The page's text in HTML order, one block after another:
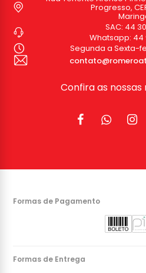
Progresso,
SAC: 44
Whatsapp: 44
Segunda a Sexta-
Confira as nossas
Formas de Pagamento
Formas de Entrega